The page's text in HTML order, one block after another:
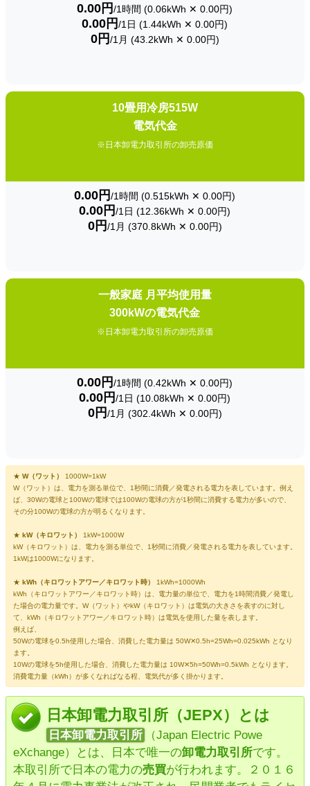
0.00円/1時間 (0.06kWh ✕ 0.00円)
0.00円/1日 (1.44kWh ✕ 0.00円)
0円 /1月 (43.2kWh ✕ 0.00円)
10畳用冷房515W
電気代金
※日本卸電力取引所の卸売原価
0.00円/1時間 (0.515kWh ✕ 0.00円)
0.00円/1日 (12.36kWh ✕ 0.00円)
0円 /1月 (370.8kWh ✕ 0.00円)
一般家庭 月平均使用量
300kWの電気代金
※日本卸電力取引所の卸売原価
0.00円/1時間 (0.42kWh ✕ 0.00円)
0.00円/1日 (10.08kWh ✕ 0.00円)
0円 /1月 (302.4kWh ✕ 0.00円)
★ W（ワット）
1000W=1kW
W（ワット）は、電力を測る単位で、1秒間に消費／発電される電力を表しています。例え
ば、30Wの電球と100Wの電球では100Wの電球の方が1秒間に消費する電力が多いので、
その分100Wの電球の方が明るくなります。
★ kW（キロワット）
1kW=1000W
kW（キロワット）は、電力を測る単位で、1秒間に消費／発電される電力を表しています。
1kWは1000Wになります。
★ kWh（キロワットアワー／キロワット時）
1kWh=1000Wh
kWh（キロワットアワー／キロワット時）は、電力量の単位で、電力を1時間消費／発電し
た場合の電力量です。W（ワット）やkW（キロワット）は電気の大きさを表すのに対し
て、kWh（キロワットアワー／キロワット時）は電気を使用した量を表します。
例えば、
50Wの電球を0.5h使用した場合、消費した電力量は 50W✕0.5h=25Wh=0.025kWh となり
ます。
10Wの電球を5h使用した場合、消費した電力量は 10W✕5h=50Wh=0.5kWh となります。
消費電力量（kWh）が多くなればなる程、電気代が多く掛かります。
日本卸電力取引所（JEPX）とは
日本卸電力取引所
（Japan Electric Powe
eXchange）とは、日本で唯一の卸電力取引所です。
本取引所で日本の電力の売買が行われます。２０１６